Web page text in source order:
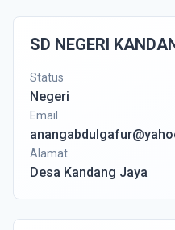
SD NEGERI
Status
Negeri
Email
Alamat
Desa Kandang Jaya